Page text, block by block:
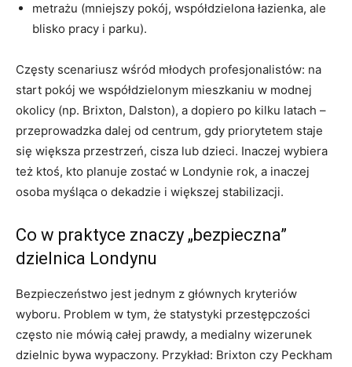
metrażu (mniejszy pokój, współdzielona łazienka, ale
blisko pracy i parku).
Częsty scenariusz wśród młodych profesjonalistów: na
start pokój we współdzielonym mieszkaniu w modnej
okolicy (np. Brixton, Dalston), a dopiero po kilku latach –
przeprowadzka dalej od centrum, gdy priorytetem staje
się większa przestrzeń, cisza lub dzieci. Inaczej wybiera
też ktoś, kto planuje zostać w Londynie rok, a inaczej
osoba myśląca o dekadzie i większej stabilizacji.
Co w praktyce znaczy „bezpieczna”
dzielnica Londynu
Bezpieczeństwo jest jednym z głównych kryteriów
wyboru. Problem w tym, że statystyki przestępczości
często nie mówią całej prawdy, a medialny wizerunek
dzielnic bywa wypaczony. Przykład: Brixton czy Peckham